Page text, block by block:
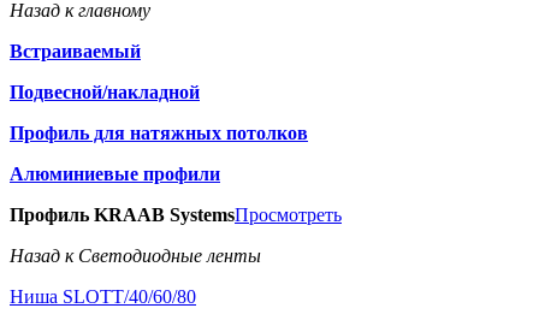
Назад к главному
Встраиваемый
Подвесной/накладной
Профиль для натяжных потолков
Алюминиевые профили
Профиль KRAAB SystemsПросмотреть
Назад к Светодиодные ленты
Ниша SLOTT/40/60/80